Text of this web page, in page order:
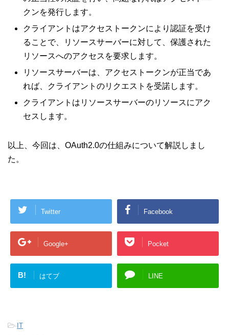
クンを発行します。
クライアントはアクセストークンにより認証を受け
ることで、リソースサーバーに対して、保護された
リソースへのアクセスを要求します。
リソースサーバーは、アクセストークンが正当であ
れば、クライアントのリクエストを受諾します。
クライアントはリソースサーバーのリソースにアク
セスします。
以上、今回は、OAuth2.0の仕組みについて解説しまし
た。
Twitter Facebook
Google+ Pocket
B! はてブ LINE
- IT